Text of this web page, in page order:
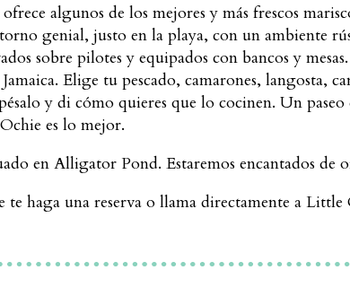
algunos de los mejores y más frescos
genial, justo en la playa, con un ambiente
sobre pilotes y equipados con bancos y
Elige tu pescado, camarones, langosta,
y di cómo quieres que lo cocinen. Un
es lo mejor.
en Alligator Pond. Estaremos encantados de
te haga una reserva o llama directamente a